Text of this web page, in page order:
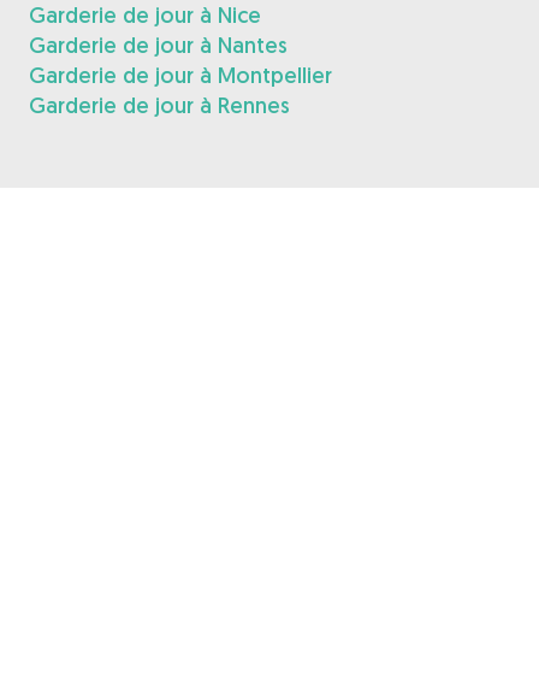
Garderie de jour à Nice
Garderie de jour à Nantes
Garderie de jour à Montpellier
Garderie de jour à Rennes